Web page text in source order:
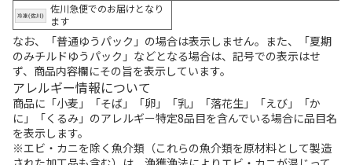
佐川急便でのお届けとなり
ます
なお、「普通ゆうパック」の場合は表示しません。また、「夏期
のみチルドゆうパック」などとなる場合は、記号での表示はせ
ず、商品内容欄にその旨を表示しています。
アレルギー情報について
商品に「小麦」「そば」「卵」「乳」「落花生」「えび」「か
に」「くるみ」のアレルギー特定8品目を含んでいる場合に品目名
を表示します。
※エビ・カニを除く魚介類（これらの魚介類を原材料として製造